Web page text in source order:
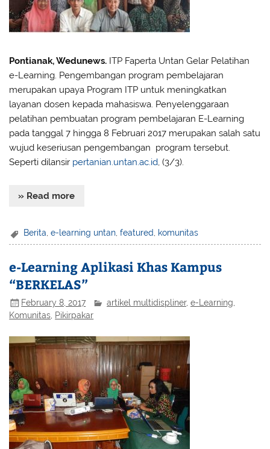
Pontianak, Wedunews. ITP Faperta Untan Gelar Pelatihan
e-Learning. Pengembangan program pembelajaran
merupakan upaya Program ITP untuk meningkatkan
layanan dosen kepada mahasiswa. Penyelenggaraan
pelatihan pembuatan program pembelajaran E-Learning
pada tanggal 7 hingga 8 Februari 2017 merupakan salah satu
wujud keseriusan pengembangan program tersebut.
Seperti dilansir pertanian.untan.ac.id, (3/3).
» Read more
Berita ,e-learning untan ,featured komunitas
e-Learning Aplikasi Khas Kampus
“BERKELAS”
February 8, 2017 artikel multidispliner,e-Learning
Komunitas, Pikirpakar